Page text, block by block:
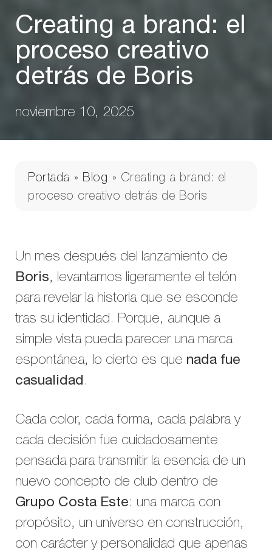
Creating a brand: el
proceso creativo
detrás de Boris
noviembre 10, 2025
Portada » Blog » Creating a brand: el
proceso creativo detrás de Boris
Un mes después del lanzamiento de
Boris, levantamos ligeramente el telón
para revelar la historia que se esconde
tras su identidad. Porque, aunque a
simple vista pueda parecer una marca
espontánea, lo cierto es que nada fue
casualidad .
Cada color, cada forma, cada palabra y
cada decisión fue cuidadosamente
pensada para transmitir la esencia de un
nuevo concepto de club dentro de
Grupo Costa Este: una marca con
propósito, un universo en construcción,
con carácter y personalidad que apenas